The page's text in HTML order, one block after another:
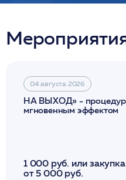
04 августа 2026
НА ВЫХОД» -
мгновенным эффектом
1 000 руб. или закупка
от 5 000 руб.